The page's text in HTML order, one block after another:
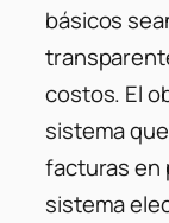
básicos
costos. El
sistema
facturas en
sistema